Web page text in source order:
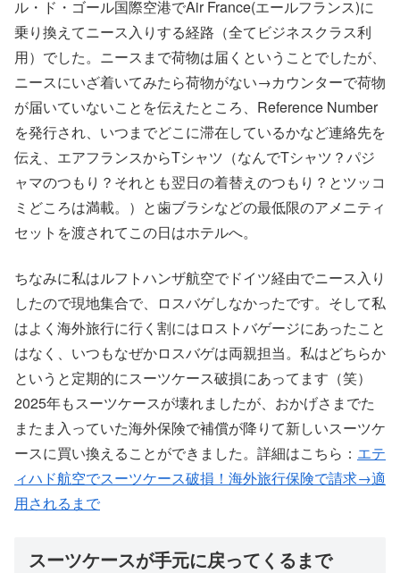
ル・ド・ゴール国際空港でAir France(エールフランス)に
乗り換えてニース入りする経路（全てビジネスクラス利
用）でした。ニースまで荷物は届くということでしたが、
ニースにいざ着いてみたら荷物がない→カウンターで荷物
が届いていないことを伝えたところ、Reference Number
を発行され、いつまでどこに滞在しているかなど連絡先を
伝え、エアフランスからTシャツ（なんでTシャツ？パジ
ャマのつもり？それとも翌日の着替えのつもり？とツッコ
ミどころは満載。）と歯ブラシなどの最低限のアメニティ
セットを渡されてこの日はホテルへ。
ちなみに私はルフトハンザ航空でドイツ経由でニース入り
したので現地集合で、ロスバゲしなかったです。そして私
はよく海外旅行に行く割にはロストバゲージにあったこと
はなく、いつもなぜかロスバゲは両親担当。私はどちらか
というと定期的にスーツケース破損にあってます（笑）
2025年もスーツケースが壊れましたが、おかげさまでた
またま入っていた海外保険で補償が降りて新しいスーツケ
ースに買い換えることができました。詳細はこちら： エテ
ィハド航空でスーツケース破損！海外旅行保険で請求→適
用されるまで
スーツケースが手元に戻ってくるまで